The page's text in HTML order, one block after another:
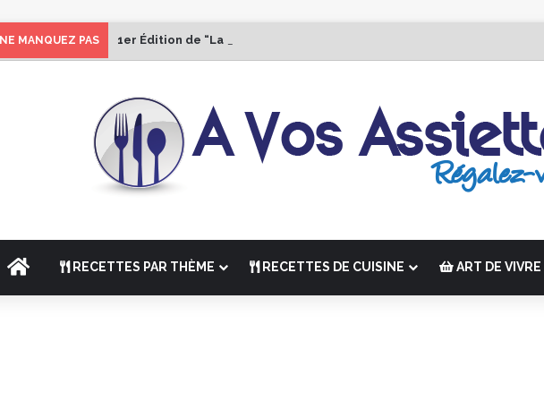
NE MANQUEZ PAS 1er Édition de “La Semaine des Chefs” du 19 au 24 octobre 2026
ACCUEILRECETTES PAR THÈME RECETTES DE CUISINE ART DE VIVRE